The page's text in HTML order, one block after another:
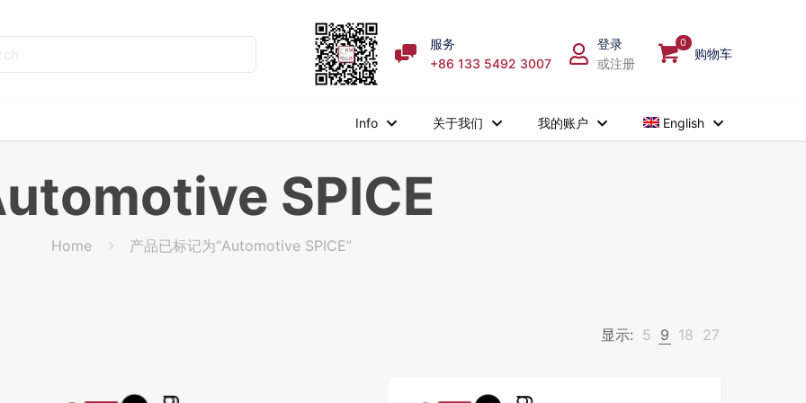
服务
+86 133 5492 3007
登录
或注册
0
购物车
Info 关于我们 我的账户 English
SPICE
Home 产品已标记为“Automotive SPICE”
显示: 5 9 18 27